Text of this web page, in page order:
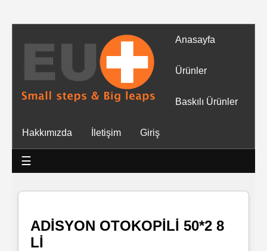
Anasayfa
Ürünler
Baskılı Ürünler
Hakkımızda İletişim Giriş
☰
Tüm
Ürünler
Mendiller
Baskılı
Islak
ADİSYON OTOKOPİLİ 50*2 8
Lİ